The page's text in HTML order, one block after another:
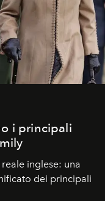
i principali
inglese: una
dei principali